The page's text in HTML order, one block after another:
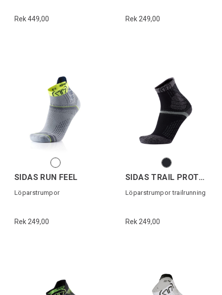
Rek 449,00 Rek 249,00
SIDAS RUN FEEL
Löparstrumpor
Rek 249,00
SIDAS TRAIL PROTECT
Löparstrumpor trailrunning
Rek 249,00